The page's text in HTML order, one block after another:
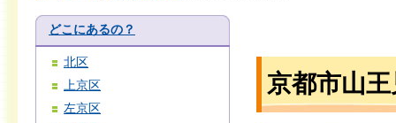
どこにあるの？
北区
上京区
左京区
京都市山